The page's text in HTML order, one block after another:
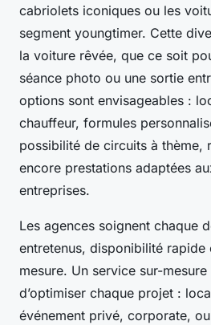
cabriolets iconiques ou les
segment youngtimer. Cette
la voiture rêvée, que ce soit
séance photo ou une sortie
options sont envisageables :
chauffeur, formules
possibilité de circuits à thème,
encore prestations adaptées
entreprises.
Les agences soignent chaque
entretenus, disponibilité rapide
mesure. Un service sur-
d’optimiser chaque projet :
événement privé, corporate,